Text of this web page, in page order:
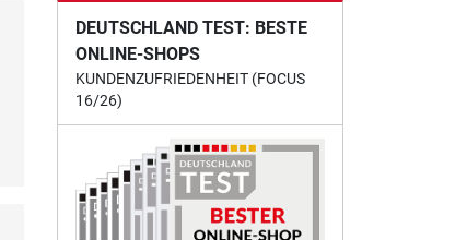
DEUTSCHLAND TEST: BESTE
ONLINE-SHOPS
KUNDENZUFRIEDENHEIT (FOCUS
16/26)